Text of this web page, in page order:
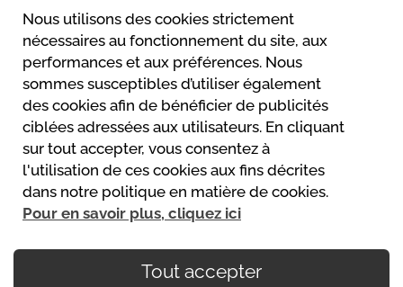
Camping Maupassant
12 route de la Folie
76450 Vittefleur
https://www.mycamping.com/
Nous utilisons des cookies strictement
nécessaires au fonctionnement du site, aux
performances et aux préférences. Nous
sommes susceptibles d’utiliser également
des cookies afin de bénéficier de publicités
ciblées adressées aux utilisateurs. En cliquant
sur tout accepter, vous consentez à
l'utilisation de ces cookies aux fins décrites
dans notre politique en matière de cookies.
Pour en savoir plus, cliquez ici
Tout accepter